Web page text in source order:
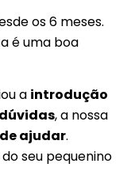
os 6 meses.
é uma boa
a introdução
, a nossa
ajudar.
seu pequenino